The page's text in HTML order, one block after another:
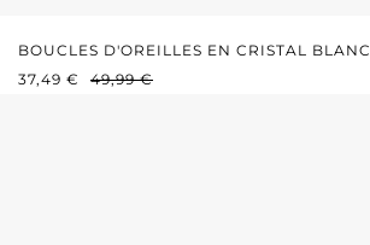
BOUCLES D'OREILLES EN CRISTAL BLANC
PRIX DE VENTE :
37,49 € PRIX RÉGULIER :
49,99 €